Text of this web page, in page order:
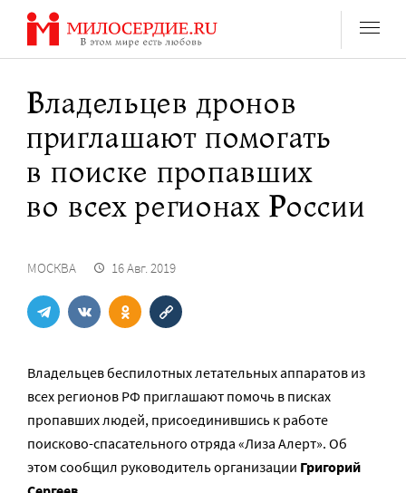
Перейти
содержанию
Владельцев дронов
приглашают помогать
в поиске пропавших
во всех регионах России
МОСКВА 16 Авг. 2019
Владельцев беспилотных летательных аппаратов из
всех регионов РФ приглашают помочь в писках
пропавших людей, присоединившись к работе
поисково-спасательного отряда «Лиза Алерт». Об
этом сообщил руководитель организации Григорий